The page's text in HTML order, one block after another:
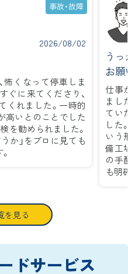
事故・故障
2026/08/02
怖くなって停車しま
ぐに来てくださり、
くれました。一時的
高いとのことでした
を勧められました。
か」をプロに見ても
う
お
仕事
まし
てい
した
いう
備工
の手
も明
を見る
ドサービス